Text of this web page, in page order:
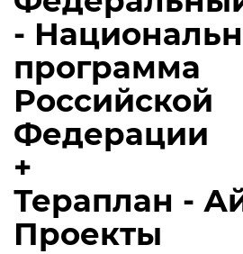
-
программа
Российской
Федерации
+
Тераплан -
Проекты